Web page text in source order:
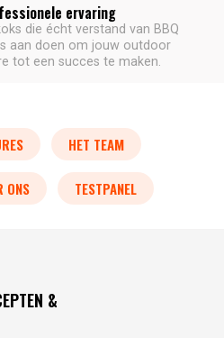
ervaring
die écht verstand van BBQ
aan doen om jouw outdoor
tot een succes te maken.
HET TEAM
ONS TESTPANEL
&